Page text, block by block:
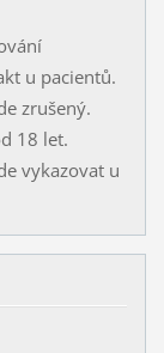
u pacientů.
zrušený.
18 let.
vykazovat u